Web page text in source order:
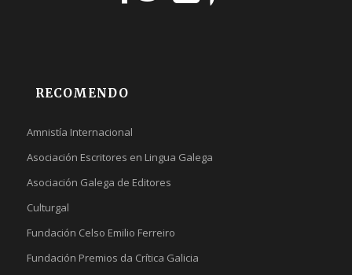
RECOMENDO
Amnistía Internacional
Asociación Escritores en Lingua Galega
Asociación Galega de Editores
Culturgal
Fundación Celso Emilio Ferreiro
Fundación Premios da Crítica Galicia